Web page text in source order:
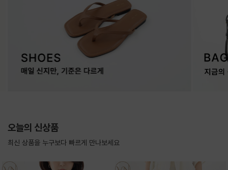
오늘의 신상품
최신 상품을 누구보다 빠르게 만나보세요